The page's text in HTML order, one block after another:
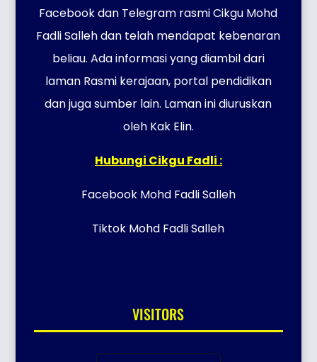
Facebook dan Telegram rasmi Cikgu Mohd
Fadli Salleh dan telah mendapat kebenaran
beliau. Ada informasi yang diambil dari
laman Rasmi kerajaan, portal pendidikan
dan juga sumber lain. Laman ini diuruskan
oleh Kak Elin.
Hubungi Cikgu Fadli :
Facebook Mohd Fadli Salleh
Tiktok Mohd Fadli Salleh
VISITORS